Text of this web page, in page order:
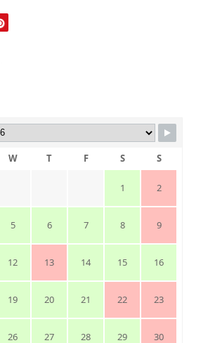
W T F S S
1 2
5 6 7 8 9
12 13 14 15 16
19 20 21 22 23
26 27 28 29 30